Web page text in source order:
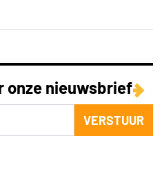
onze nieuwsbrief
VERSTUUR